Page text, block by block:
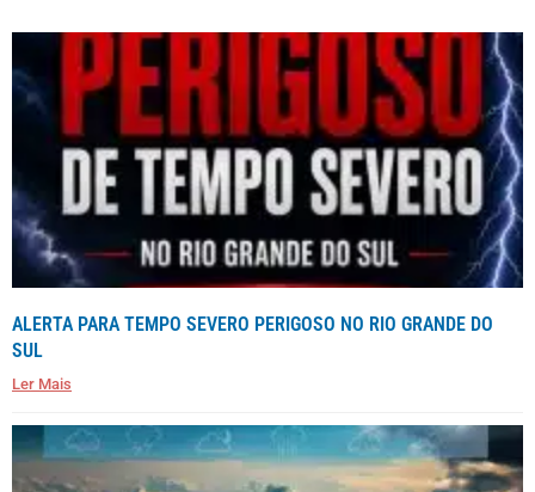
ALERTA PARA TEMPO SEVERO PERIGOSO NO RIO GRANDE DO
SUL
Ler Mais